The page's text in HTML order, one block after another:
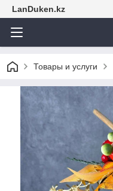
LanDuken.kz
Товары и услуги